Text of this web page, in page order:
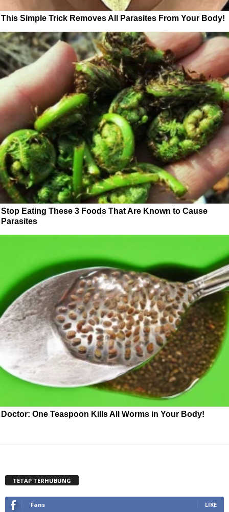
This Simple Trick Removes All Parasites From Your Body!
Stop Eating These 3 Foods That Are Known to Cause
Parasites
Doctor: One Teaspoon Kills All Worms in Your Body!
TETAP TERHUBUNG
Fans LIKE